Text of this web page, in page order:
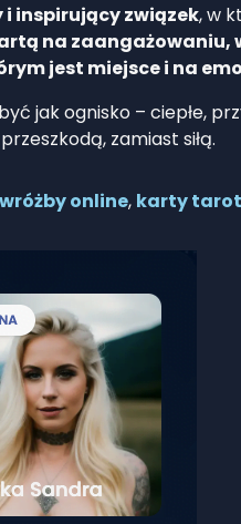
inspirujący związek, w
na zaangażowaniu,
jest miejsce i na
jak ognisko – ciepłe,
zamiast siłą.
wróżby online, karty